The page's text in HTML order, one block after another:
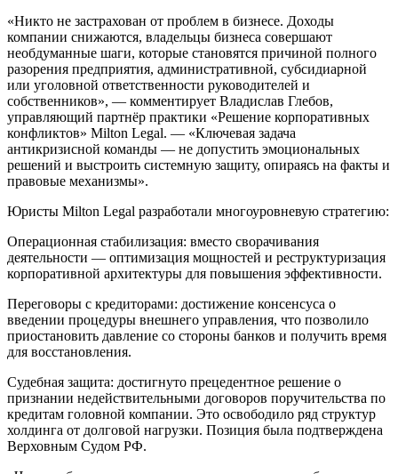
«Никто не застрахован от проблем в бизнесе. Доходы
компании снижаются, владельцы бизнеса совершают
необдуманные шаги, которые становятся причиной полного
разорения предприятия, административной, субсидиарной
или уголовной ответственности руководителей и
собственников», — комментирует Владислав Глебов,
управляющий партнёр практики «Решение корпоративных
конфликтов» Milton Legal. — «Ключевая задача
антикризисной команды — не допустить эмоциональных
решений и выстроить системную защиту, опираясь на факты и
правовые механизмы».
Юристы Milton Legal разработали многоуровневую стратегию:
Операционная стабилизация: вместо сворачивания
деятельности — оптимизация мощностей и реструктуризация
корпоративной архитектуры для повышения эффективности.
Переговоры с кредиторами: достижение консенсуса о
введении процедуры внешнего управления, что позволило
приостановить давление со стороны банков и получить время
для восстановления.
Судебная защита: достигнуто прецедентное решение о
признании недействительными договоров поручительства по
кредитам головной компании. Это освободило ряд структур
холдинга от долговой нагрузки. Позиция была подтверждена
Верховным Судом РФ.